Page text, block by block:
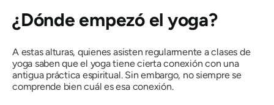
¿Dónde empezó el yoga?
A estas alturas, quienes asisten regularmente a clases de
yoga saben que el yoga tiene cierta conexión con una
antigua práctica espiritual. Sin embargo, no siempre se
comprende bien cuál es esa conexión.